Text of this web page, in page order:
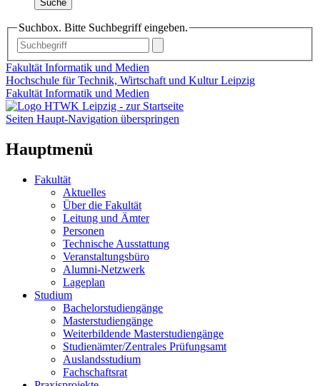
Suche
Suchbox. Bitte Suchbegriff eingeben.
Fakultät Informatik und Medien
Hochschule für Technik, Wirtschaft und Kultur Leipzig
Fakultät Informatik und Medien
Seiten Haupt-Navigation überspringen
Hauptmenü
Fakultät
Aktuelles
Über die Fakultät
Leitung und Ämter
Personen
Technische Ausstattung
Veranstaltungsbüro
Alumni-Netzwerk
Lageplan
Studium
Bachelorstudiengänge
Masterstudiengänge
Weiterbildende Masterstudiengänge
Studienämter/Zentrales Prüfungsamt
Auslandsstudium
Fachschaftsrat